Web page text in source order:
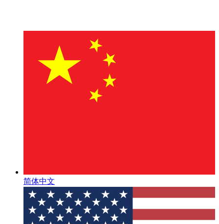
简体中文